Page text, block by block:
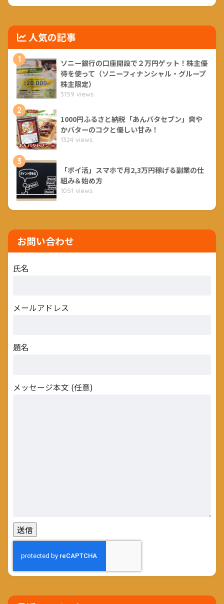
人気の記事
1
ソニー銀行の口座開設で２万円ゲット！株主優
待を使って（ソニーフィナンシャル・グループ
株主限定）
3159 views
2
1000円ふるさと納税「あんバタセブン」爽や
かバターのコクと優しい甘み！
1324 views
3
「ポイ活」スマホで月2,3万円稼げる副業の仕
組み＆始め方
1051 views
お問い合わせ
氏名
メールアドレス
題名
メッセージ本文 (任意)